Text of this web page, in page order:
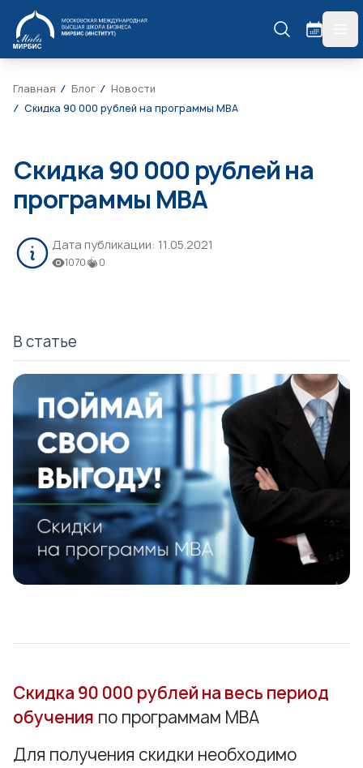
МИРБИС
Главная Блог
Новости
Скидка 90 000 рублей на программы МВА
Скидка 90 000 рублей на
программы МВА
Дата публикации: 11.05.2021
1070 0
В статье
Скидка 90 000 рублей на весь период
обучения по программам МВА
Для получения скидки необходимо